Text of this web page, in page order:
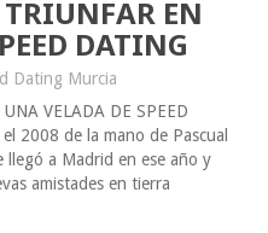
TRIUNFAR EN
DATING
Dating Murcia
VELADA DE SPEED
2008 de la mano de Pascual
llegó a Madrid en ese año y
amistades en tierra